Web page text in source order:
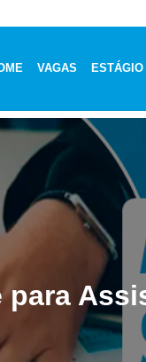
VAGAS ESTÁGIO
para